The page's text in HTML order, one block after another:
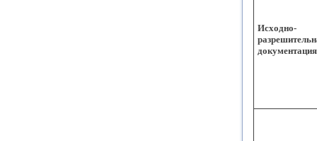
Исходно-
документация